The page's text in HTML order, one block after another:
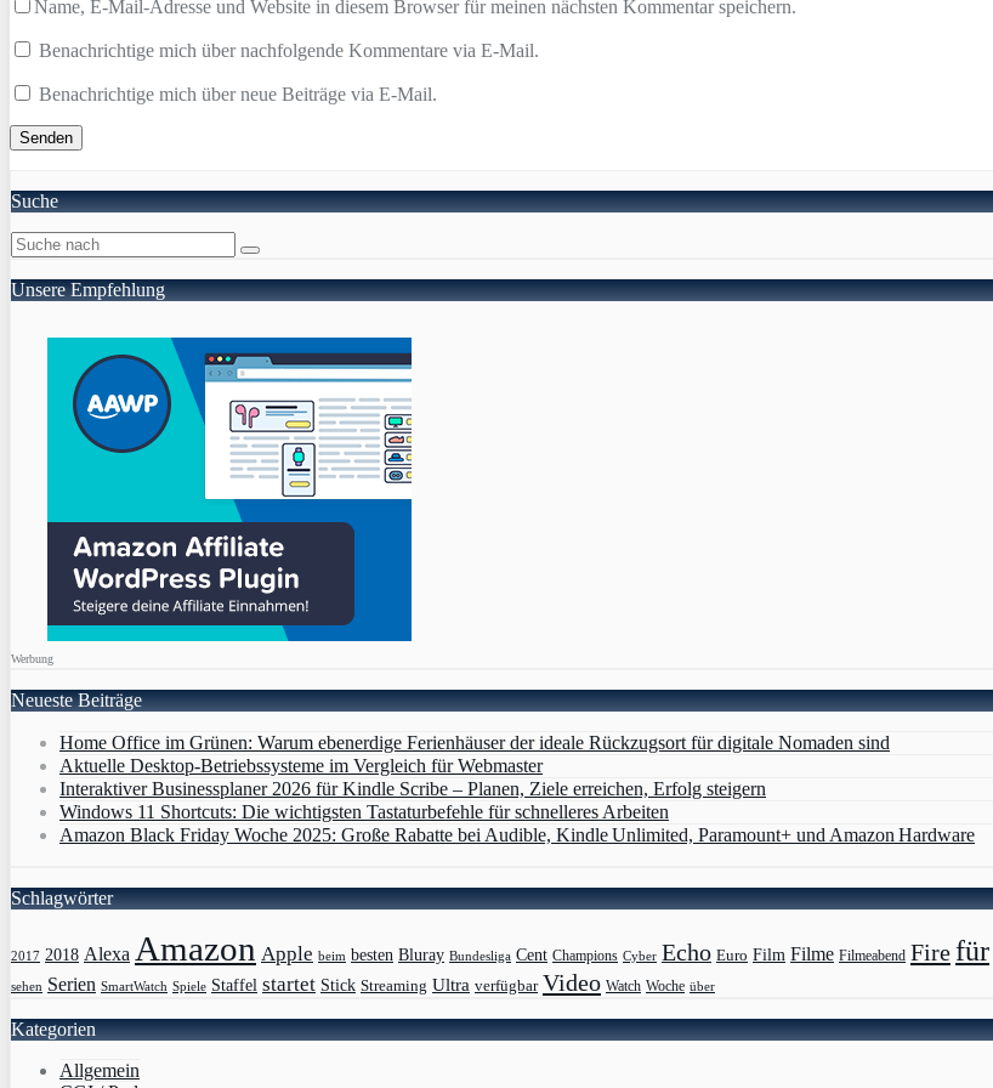
Name, E-Mail-Adresse und Website in diesem Browser für meinen nächsten Kommentar speichern.
Benachrichtige mich über nachfolgende Kommentare via E-Mail.
Benachrichtige mich über neue Beiträge via E-Mail.
Suche
Unsere Empfehlung
Werbung
Neueste Beiträge
Home Office im Grünen: Warum ebenerdige Ferienhäuser der ideale Rückzugsort für digitale Nomaden sind
Aktuelle Desktop-Betriebssysteme im Vergleich für Webmaster
Interaktiver Businessplaner 2026 für Kindle Scribe – Planen, Ziele erreichen, Erfolg steigern
Windows 11 Shortcuts: Die wichtigsten Tastaturbefehle für schnelleres Arbeiten
Amazon Black Friday Woche 2025: Große Rabatte bei Audible, Kindle Unlimited, Paramount+ und Amazon Hardware
Schlagwörter
2017 2018 Alexa Amazon Apple beim besten Bluray Bundesliga Cent Champions Cyber Echo Euro Film Filme Filmeabend Firefür
sehen Serien SmartWatch Spiele Staffel startet Stick Streaming Ultra verfügbar Video Watch Woche über
Kategorien
Allgemein